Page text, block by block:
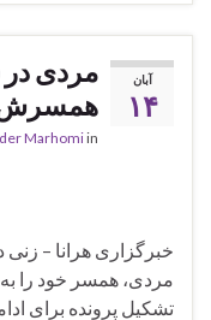
آبان
۱۴
مردی
همسرش
Marhomiin
خبرگزاری هرانا –
مردی، همسر خود را
تشکیل پرونده برای